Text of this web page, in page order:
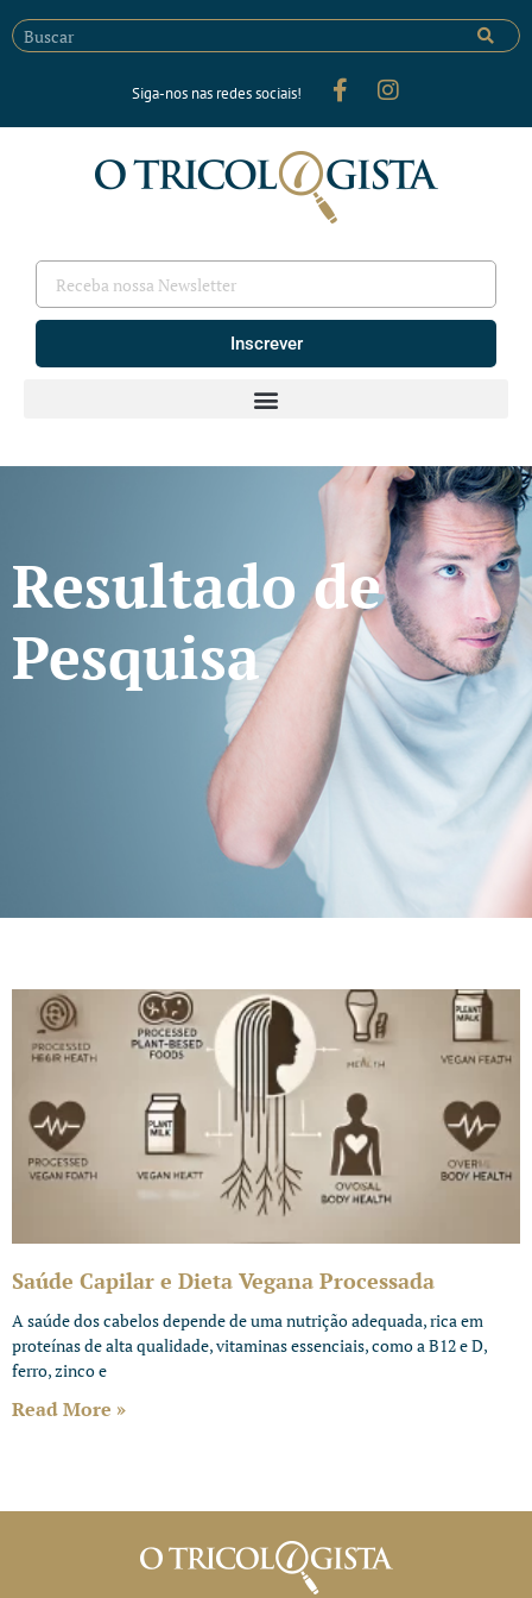
Siga-nos nas redes sociais!
Inscrever
Resultado de
Pesquisa
Saúde Capilar e Dieta Vegana Processada
A saúde dos cabelos depende de uma nutrição adequada, rica em
proteínas de alta qualidade, vitaminas essenciais, como a B12 e D,
ferro, zinco e
Read More »